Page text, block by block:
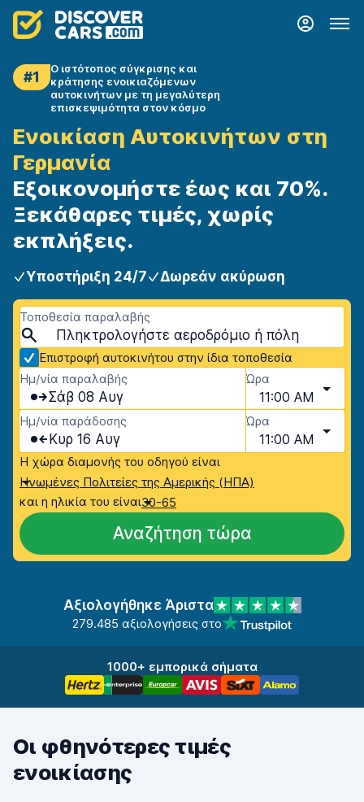
#1
Ο ιστότοπος σύγκρισης και
κράτησης ενοικιαζόμενων
αυτοκινήτων με τη μεγαλύτερη
επισκεψιμότητα στον κόσμο
Ενοικίαση Αυτοκινήτων στη
Γερμανία
Εξοικονομήστε έως και 70%.
Ξεκάθαρες τιμές, χωρίς
εκπλήξεις.
Υποστήριξη 24/7 Δωρεάν ακύρωση
Τοποθεσία παραλαβής
Επιστροφή αυτοκινήτου στην ίδια τοποθεσία
Ημ/νία παραλαβής
Σάβ 08 Αυγ
Ώρα
11:00 AM
Ημ/νία παράδοσης
Κυρ 16 Αυγ
Ώρα
11:00 AM
Η χώρα διαμονής του οδηγού είναι
Ηνωμένες Πολιτείες της Αμερικής (ΗΠΑ)
και η ηλικία του είναι30-65
Αναζήτηση τώρα
Αξιολογήθηκε Άριστα
279.485 αξιολογήσεις στο
1000+ εμπορικά σήματα
Οι φθηνότερες τιμές
ενοικίασης